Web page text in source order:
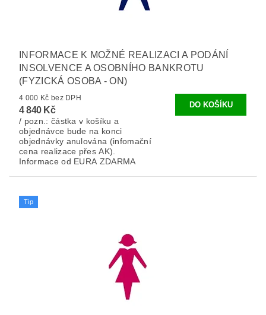
INFORMACE K MOŽNÉ REALIZACI A PODÁNÍ
INSOLVENCE A OSOBNÍHO BANKROTU
(FYZICKÁ OSOBA - ON)
4 000 Kč bez DPH
4 840 Kč
/ pozn.: částka v košíku a
objednávce bude na konci
objednávky anulována (infomační
cena realizace přes AK).
Informace od EURA ZDARMA
Tip